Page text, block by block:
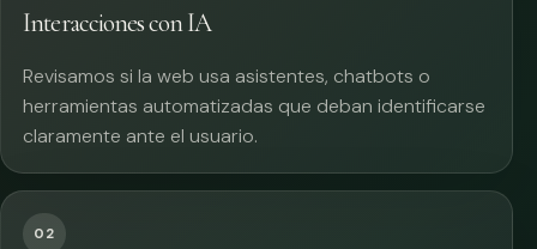
Interacciones con IA
Revisamos si la web usa asistentes, chatbots o
herramientas automatizadas que deban identificarse
claramente ante el usuario.
02